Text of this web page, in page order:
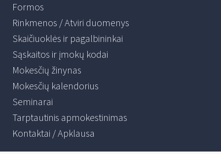
Formos
Rinkmenos / Atviri duomenys
Skaičiuoklės ir pagalbininkai
Sąskaitos ir įmokų kodai
Mokesčių žinynas
Mokesčių kalendorius
Seminarai
Tarptautinis apmokestinimas
Kontaktai / Apklausa